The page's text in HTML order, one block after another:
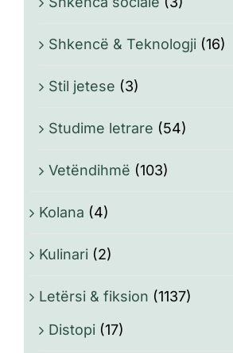
Shkencë & Teknologji (16)
Stil jetese (3)
Studime letrare (54)
Vetëndihmë (103)
Kolana (4)
Kulinari (2)
Letërsi & fiksion (1137)
Distopi (17)